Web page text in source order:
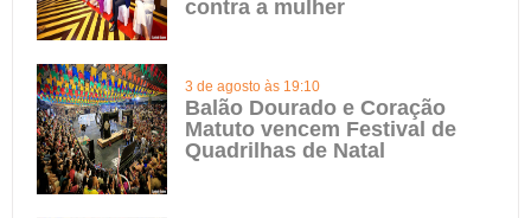
contra a mulher
3 de agosto às 19:10
Balão Dourado e Coração
Matuto vencem Festival de
Quadrilhas de Natal